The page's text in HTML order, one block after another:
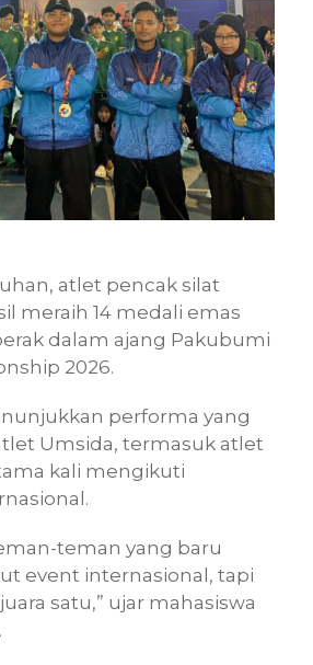
atlet pencak silat
meraih 14 medali emas
dalam ajang Pakubumi
2026.
performa yang
Umsida, termasuk atlet
kali mengikuti
teman yang baru
event internasional, tapi
satu,” ujar mahasiswa